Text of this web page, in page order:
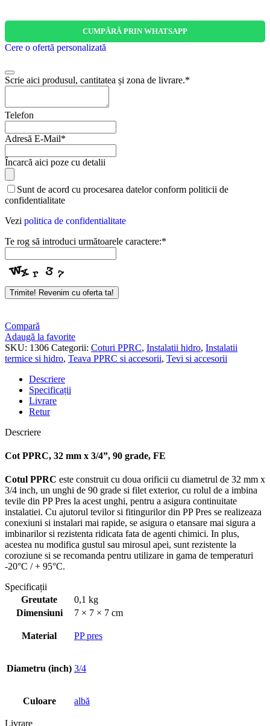
CUMPĂRĂ PRIN WHATSAPP
Cere o ofertă personalizată
Scrie aici produsul, cantitatea și zona de livrare.*
Telefon
Adresă E-Mail*
Încarcă aici poze cu detalii
Sunt de acord cu procesarea datelor conform politicii de
confidentialitate
Vezi politica de confidentialitate
Te rog să introduci următoarele caractere:*
Email*
Trimite! Revenim cu oferta ta!
Compară
Adaugă la favorite
SKU: 1306 Categorii: Coturi PPRC, Instalatii hidro, Instalatii
termice si hidro, Teava PPRC si accesorii, Tevi si accesorii
Descriere
Specificații
Livrare
Retur
Descriere
Cot PPRC, 32 mm x 3/4”, 90 grade, FE
Cotul PPRC este construit cu doua orificii cu diametrul de 32 mm x
3/4 inch, un unghi de 90 grade si filet exterior, cu rolul de a imbina
tevile din PP Pres la acest unghi, pentru a asigura continuitate
instalatiei. Cu ajutorul tevilor si fitingurilor din PP Pres se realizeaza
conexiuni si instalari mai rapide, se asigura o etansare mai sigura a
imbinarilor si rezistenta ridicata fata de agenti chimici. In plus,
acestea nu modifica gustul sau mirosul apei, sunt rezistente la
coroziune si se recomanda pentru utilizare in gama de temperaturi
-20°C / + 95°C.
Specificații
Greutate
0,1 kg
Dimensiuni
7 × 7 × 7 cm
Material PP pres
Diametru (inch) 3/4
Culoare albă
Livrare